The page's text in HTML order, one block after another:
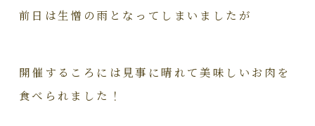
前日は生憎の雨となってしまいましたが
開催するころには見事に晴れて美味しいお肉を
食べられました！